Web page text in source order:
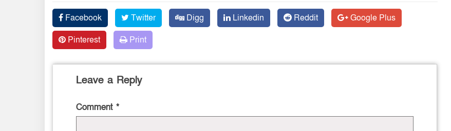
Facebook Twitter Digg Linkedin Reddit
Google Plus
Pinterest
Print
Leave a Reply
Comment *